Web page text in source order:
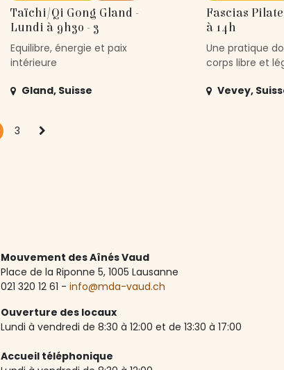
Taïchi/Qi Gong Gland -
Lundi à 9h30 - 3
Equilibre, énergie et paix
intérieure
Gland, Suisse
Fascias
à 14h
Une pratique
corps libre et
Vevey,
3
Mouvement des Aînés Vaud
Place de la Riponne 5, ​1005 Lausanne
021 320 12 61 - info@mda-vaud.ch
Ouverture des locaux
Lundi à vendredi de 8:30 à 12:00 et de 13:30 à 17:00
Accueil téléphonique